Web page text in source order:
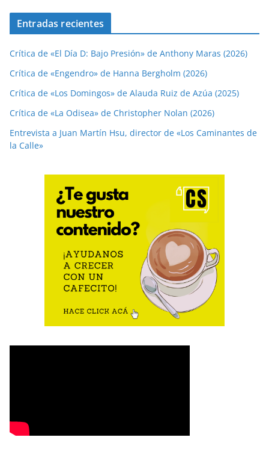
Entradas recientes
Crítica de «El Día D: Bajo Presión» de Anthony Maras (2026)
Crítica de «Engendro» de Hanna Bergholm (2026)
Crítica de «Los Domingos» de Alauda Ruiz de Azúa (2025)
Crítica de «La Odisea» de Christopher Nolan (2026)
Entrevista a Juan Martín Hsu, director de «Los Caminantes de
la Calle»